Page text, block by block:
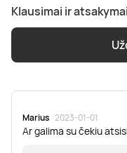
Klausimai ir
Marius · 2023-01-01
Ar galima su čekiu